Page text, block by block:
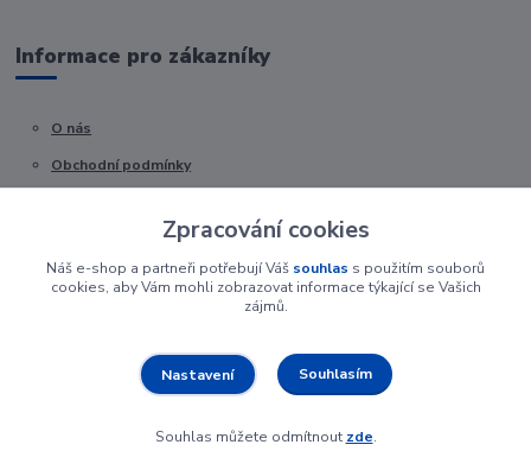
Informace pro zákazníky
O nás
Obchodní podmínky
Vytvořeno na Eshop-rychle.cz
Zpracování cookies
Náš e-shop a partneři potřebují Váš souhlas s použitím souborů
cookies, aby Vám mohli zobrazovat informace týkající se Vašich
zájmů.
Nastavení Souhlasím
Souhlas můžete odmítnout zde.